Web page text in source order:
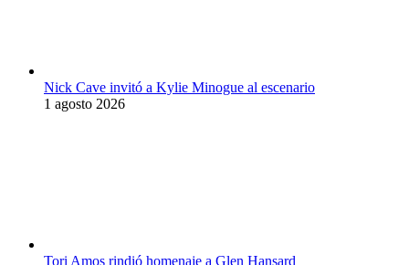
Nick Cave invitó a Kylie Minogue al escenario
1 agosto 2026
Tori Amos rindió homenaje a Glen Hansard